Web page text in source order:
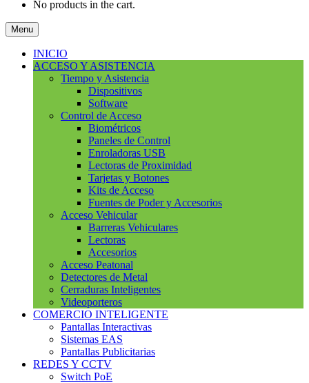
No products in the cart.
Menu
INICIO
ACCESO Y ASISTENCIA
Tiempo y Asistencia
Dispositivos
Software
Control de Acceso
Biométricos
Paneles de Control
Enroladoras USB
Lectoras de Proximidad
Tarjetas y Botones
Kits de Acceso
Fuentes de Poder y Accesorios
Acceso Vehicular
Barreras Vehiculares
Lectoras
Accesorios
Acceso Peatonal
Detectores de Metal
Cerraduras Inteligentes
Videoporteros
COMERCIO INTELIGENTE
Pantallas Interactivas
Sistemas EAS
Pantallas Publicitarias
REDES Y CCTV
Switch PoE